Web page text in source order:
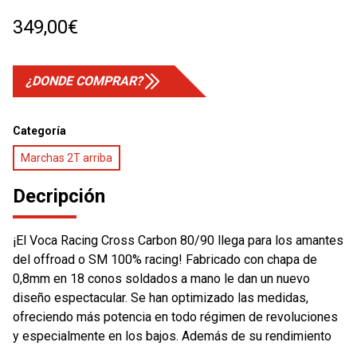
349,00€
¿DONDE COMPRAR?
Categoría
Marchas 2T arriba
Decripción
¡El Voca Racing Cross Carbon 80/90 llega para los amantes
del offroad o SM 100% racing! Fabricado con chapa de
0,8mm en 18 conos soldados a mano le dan un nuevo
diseño espectacular. Se han optimizado las medidas,
ofreciendo más potencia en todo régimen de revoluciones
y especialmente en los bajos. Además de su rendimiento